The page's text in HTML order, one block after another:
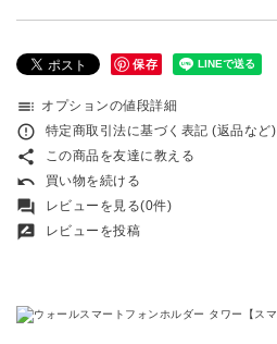
保存
toc オプションの値段詳細
error_outline 特定商取引法に基づく表記 (返品など)
share この商品を友達に教える
undo 買い物を続ける
forum レビューを見る(0件)
rate_review レビューを投稿